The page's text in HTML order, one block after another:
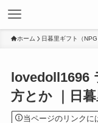
ホーム 日暮里ギフト（NPG
lovedoll1696
方とか ｜日暮
当ページのリンクに